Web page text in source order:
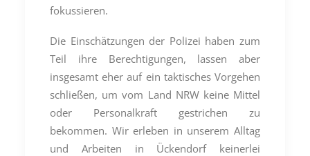
fokussieren.
Die Einschätzungen der Polizei haben zum
Teil ihre Berechtigungen, lassen aber
insgesamt eher auf ein taktisches Vorgehen
schließen, um vom Land NRW keine Mittel
oder Personalkraft gestrichen zu
bekommen. Wir erleben in unserem Alltag
und Arbeiten in Ückendorf keinerlei